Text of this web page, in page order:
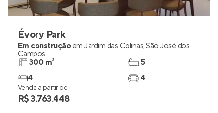
Évory Park
Em construção em Jardim das Colinas,São José dos
Campos
300 m²
4
5
4
Venda a partir de
R$ 3.763.448